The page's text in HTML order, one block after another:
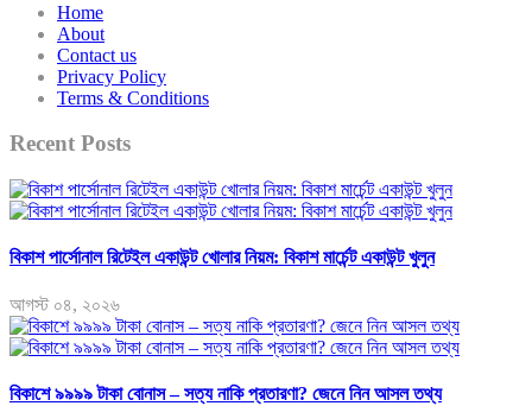
Home
About
Contact us
Privacy Policy
Terms & Conditions
Recent Posts
বিকাশ পার্সোনাল রিটেইল একাউন্ট খোলার নিয়ম: বিকাশ মার্চেন্ট একাউন্ট খুলুন
আগস্ট ০৪, ২০২৬
বিকাশে ৯৯৯৯ টাকা বোনাস – সত্য নাকি প্রতারণা? জেনে নিন আসল তথ্য